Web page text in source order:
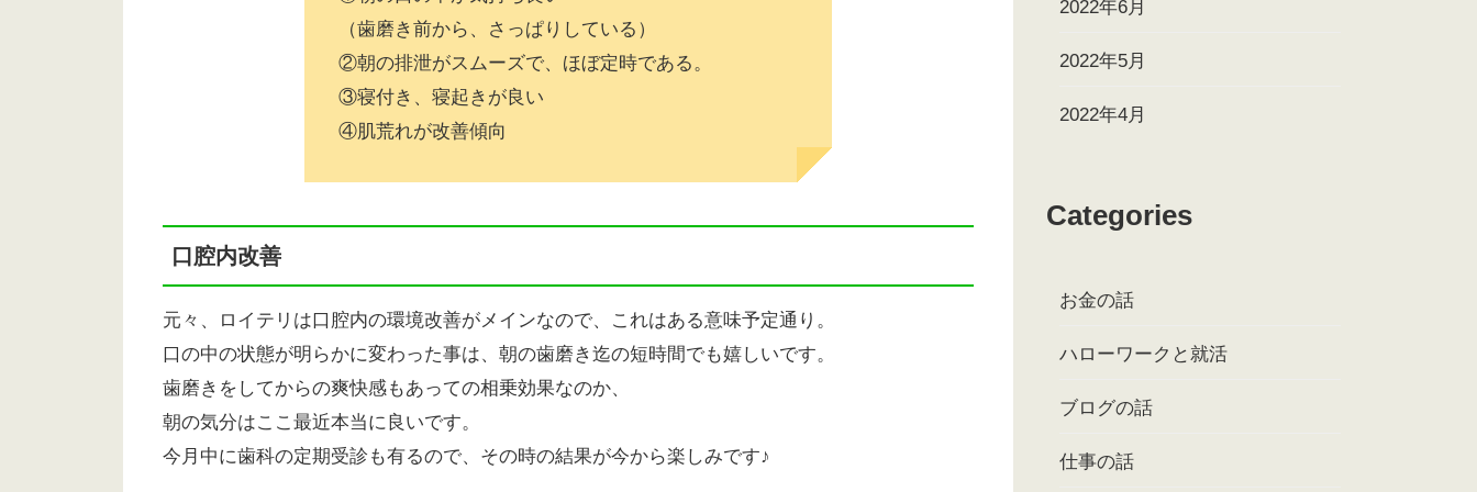
（歯磨き前から、さっぱりしている）
②朝の排泄がスムーズで、ほぼ定時である。
③寝付き、寝起きが良い
④肌荒れが改善傾向
口腔内改善
元々、ロイテリは口腔内の環境改善がメインなので、これはある意味予定通り。
口の中の状態が明らかに変わった事は、朝の歯磨き迄の短時間でも嬉しいです。
歯磨きをしてからの爽快感もあっての相乗効果なのか、
朝の気分はここ最近本当に良いです。
今月中に歯科の定期受診も有るので、その時の結果が今から楽しみです♪
2022年6月
2022年5月
2022年4月
Categories
お金の話
ハローワークと就活
ブログの話
仕事の話